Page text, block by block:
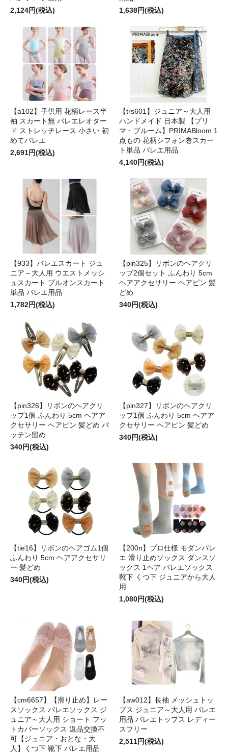
2,124円(税込)
1,638円(税込)
【a102】子供用 花柄レース半
袖 スカート無 バレエレオター
ド ストレッチレース 小さい 初
めてバレエ
2,691円(税込)
【trs601】ジュニア～大人用
ハンドメイド 日本製 【プリ
マ・ブルーム】PRIMABloom 1
点もの 花柄シフォン巻スカー
ト単品 バレエ用品
4,140円(税込)
【933】バレエスカート ジュ
ニア～大人用 ウエストメッシ
ュスカート プルオンスカート
単品 バレエ用品
1,782円(税込)
【pin325】リボンのヘアクリ
ップ2個セット ふんわり 5cm
ヘアアクセサリー ヘアピン 髪
どめ
340円(税込)
【pin326】リボンのヘアクリ
ップ1個 ふんわり 5cm ヘアア
クセサリー ヘアピン 髪どめ パ
ッチン留め
340円(税込)
【pin327】リボンのヘアクリ
ップ1個 ふんわり 5cm ヘアア
クセサリー ヘアピン 髪どめ
340円(税込)
【tie16】リボンのヘアゴム1個
ふんわり 5cm ヘアアクセサリ
ー 髪どめ
340円(税込)
【200n】プロ仕様 モダンバレ
エ 滑り止めソックス ダンスソ
ックス 1ペア バレエソックス
靴下 くつ下 ジュニアから大人
用
1,080円(税込)
【cm6657】【滑り止め】レー
スソックス バレエソックス ジ
ュニア～大人用 ショート フッ
トカバーソックス 返品交換不
可【ジュニア・おとな・大
人】くつ下 靴下 バレエ用品
【aw012】長袖 メッシュトッ
プス ジュニア～大人用 バレエ
用品 バレエトップス レディー
スフリー
2,511円(税込)